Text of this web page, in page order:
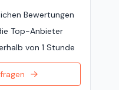
Bewertungen
Top-Anbieter
von 1 Stunde